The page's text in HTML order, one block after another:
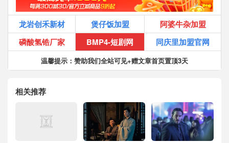
龙岩创禾新材 煲仔饭加盟
阿婆牛杂加盟
磷酸氢锆厂家
BMP4-短剧网 同庆里加盟官网
温馨提示：赞助我们全站可见+赠文章首页置顶3天
相关推荐